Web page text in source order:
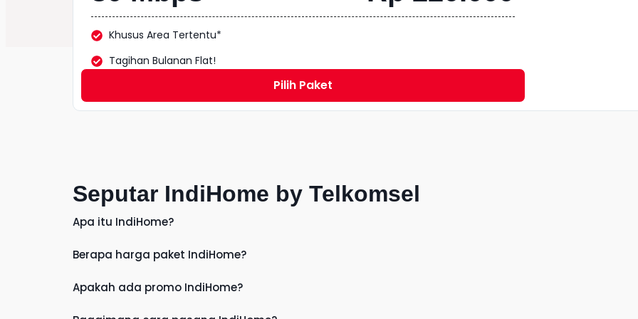
Khusus Area Tertentu*
Tagihan Bulanan Flat!
Pilih Paket
Seputar IndiHome by Telkomsel
Apa itu IndiHome?
Berapa harga paket IndiHome?
Apakah ada promo IndiHome?